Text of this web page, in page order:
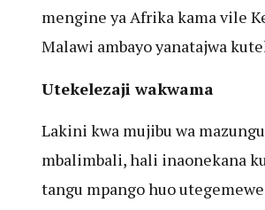
mengine ya Afrika kama vile
Malawi ambayo yanatajwa
Utekelezaji wakwama
Lakini kwa mujibu wa
mbalimbali, hali inaonekana
tangu mpango huo